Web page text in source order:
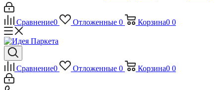
Сравнение0 Отложенные 0 Корзина0 0
Сравнение0 Отложенные 0 Корзина0 0